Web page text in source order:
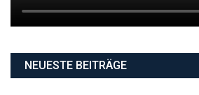
NEUESTE BEITRÄGE